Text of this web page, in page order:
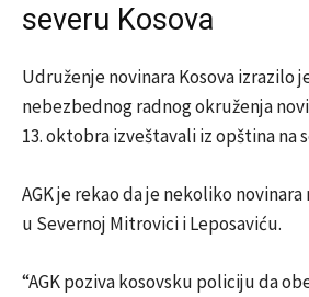
severu Kosova
Udruženje novinara Kosova izrazilo
nebezbednog radnog okruženja
13. oktobra izveštavali iz opština na
AGK je rekao da je nekoliko
u Severnoj Mitrovici i Leposaviću.
“AGK poziva kosovsku policiju da